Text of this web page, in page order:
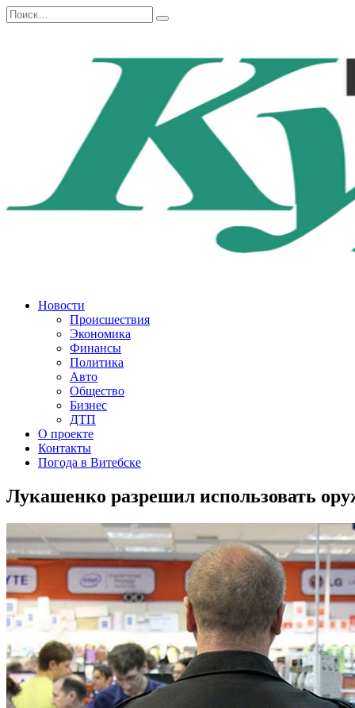
Перейти
к
Search
for:
Новости
Происшествия
Экономика
Финансы
Политика
Авто
Общество
Бизнес
ДТП
О проекте
Контакты
Погода в Витебске
Лукашенко разрешил использовать